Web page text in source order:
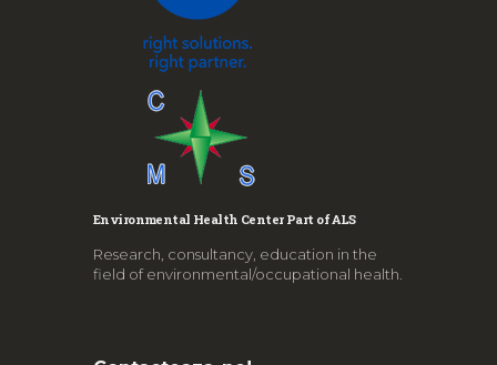
Environmental Health Center Part of ALS
Research, consultancy, education in the
field of environmental/occupational health.